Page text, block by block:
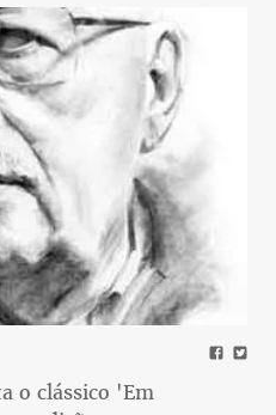
o clássico 'Em